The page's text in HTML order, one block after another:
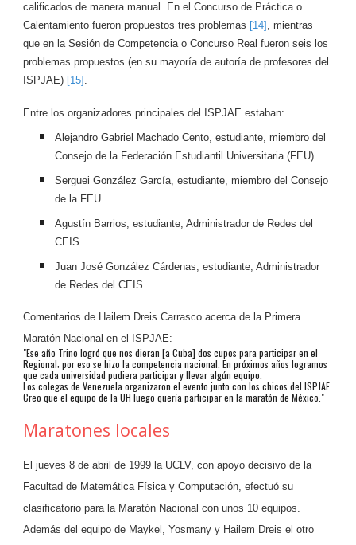
calificados de manera manual. En el Concurso de Práctica o
Calentamiento fueron propuestos tres problemas [14] , mientras
que en la Sesión de Competencia o Concurso Real fueron seis los
problemas propuestos (en su mayoría de autoría de profesores del
ISPJAE) [15] .
Entre los organizadores principales del ISPJAE estaban:
Alejandro Gabriel Machado Cento, estudiante, miembro del
Consejo de la Federación Estudiantil Universitaria (FEU).
Serguei González García, estudiante, miembro del Consejo
de la FEU.
Agustín Barrios, estudiante, Administrador de Redes del
CEIS.
Juan José González Cárdenas, estudiante, Administrador
de Redes del CEIS.
Comentarios de Hailem Dreis Carrasco acerca de la Primera
Maratón Nacional en el ISPJAE:
"Ese año Trino logró que nos dieran [a Cuba] dos cupos para participar en el
Regional; por eso se hizo la competencia nacional. En próximos años logramos
que cada universidad pudiera participar y llevar algún equipo.
Los colegas de Venezuela organizaron el evento junto con los chicos del ISPJAE.
Creo que el equipo de la UH luego quería participar en la maratón de México."
Maratones locales
El jueves 8 de abril de 1999 la UCLV, con apoyo decisivo de la
Facultad de Matemática Física y Computación, efectuó su
clasificatorio para la Maratón Nacionalcon unos 10 equipos.
Además del equipo de Maykel, Yosmany y Hailem Dreis el otro